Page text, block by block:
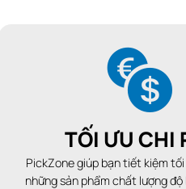
TỐI ƯU CHI
PickZone giúp bạn tiết kiệm
những sản phẩm chất lượng độ